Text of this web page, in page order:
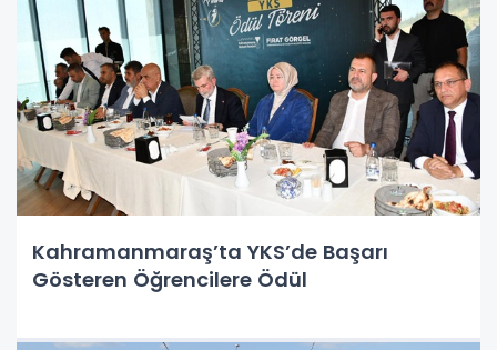
Kahramanmaraş’ta YKS’de Başarı
Gösteren Öğrencilere Ödül